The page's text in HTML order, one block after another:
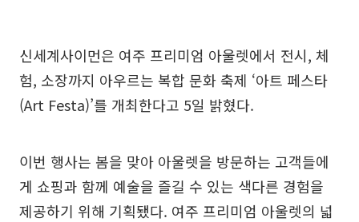
신세계사이먼은 여주 프리미엄 아울렛에서 전시, 체
험, 소장까지 아우르는 복합 문화 축제 ‘아트 페스타
(Art Festa)’를 개최한다고 5일 밝혔다.
이번 행사는 봄을 맞아 아울렛을 방문하는 고객들에
게 쇼핑과 함께 예술을 즐길 수 있는 색다른 경험을
제공하기 위해 기획됐다. 여주 프리미엄 아울렛의 넓